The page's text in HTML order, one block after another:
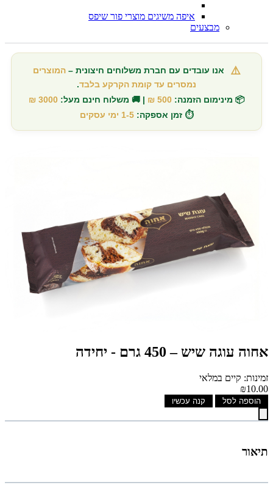
איפה משיגים מוצרי פור שיפס
מבצעים
⚠️ אנו עובדים עם חברת משלוחים חיצונית –המוצרים
נמסרים עד קומת הקרקע בלבד.
📦 מינימום הזמנה: 500 ₪ | 🚚 משלוח חינם מעל: 3000 ₪
⏱️ זמן אספקה: 1-5 ימי עסקים
אחוה עוגה שיש – 450 גרם - יחידה
זמינות: קיים במלאי
₪10.00
הוספה לסל קנה עכשיו
תיאור